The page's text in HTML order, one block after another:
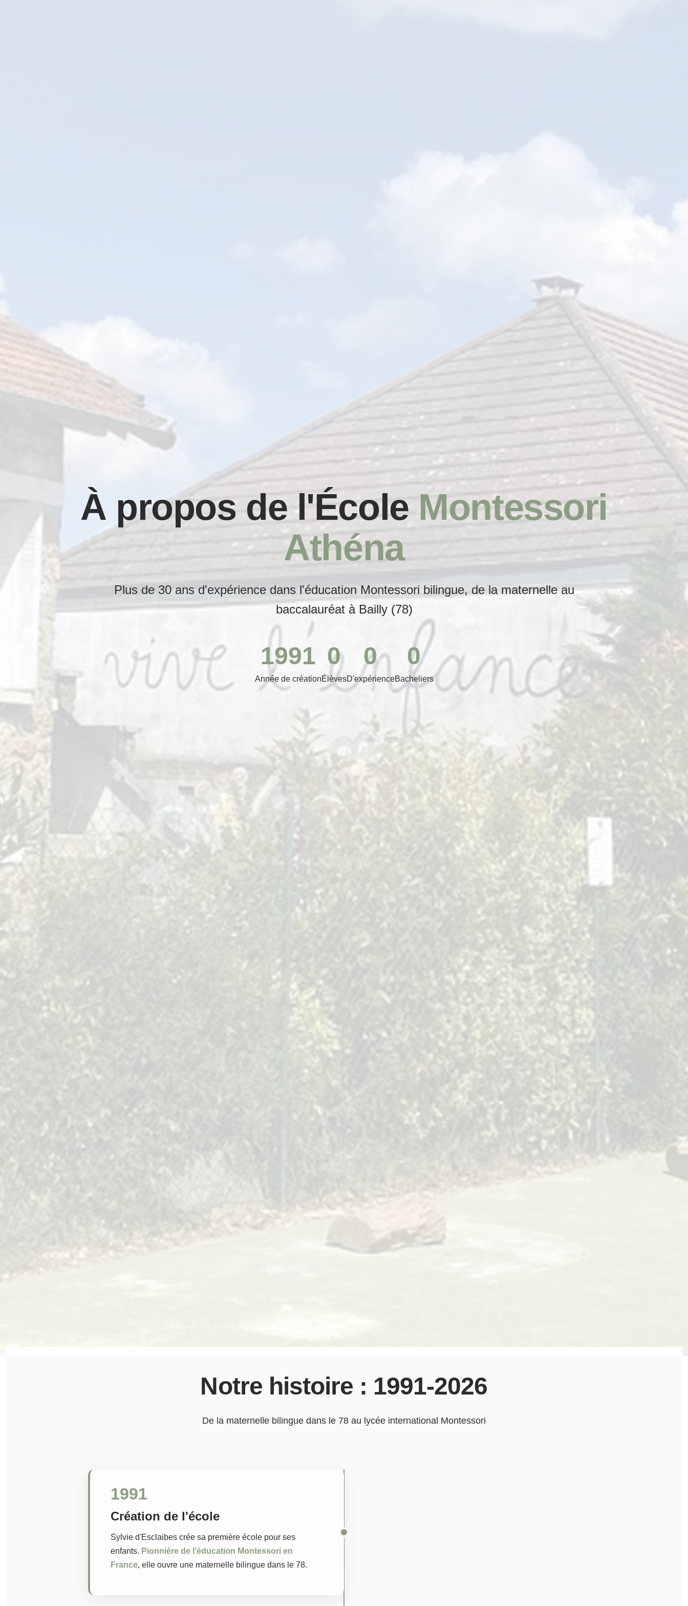
À propos de l'École Montessori
Athéna
Plus de 30 ans d'expérience dans l'éducation Montessori bilingue, de la maternelle au
baccalauréat à Bailly (78)
1991
Année de création
0
Élèves
0
D'expérience
0
Bacheliers
Notre histoire : 1991-2026
De la maternelle bilingue dans le 78 au lycée international Montessori
1991
Création de l'école
Sylvie d'Esclaibes crée sa première école pour ses
enfants. Pionnière de l'éducation Montessori en
France, elle ouvre une maternelle bilingue dans le 78.